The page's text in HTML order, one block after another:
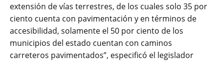
extensión de vías terrestres, de los cuales solo 35 por
ciento cuenta con pavimentación y en términos de
accesibilidad, solamente el 50 por ciento de los
municipios del estado cuentan con caminos
carreteros pavimentados”, especificó el legislador